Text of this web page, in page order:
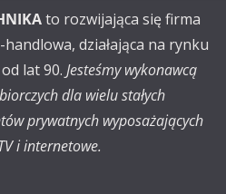
to rozwijająca się firma
handlowa, działająca na rynku
lat 90. Jesteśmy wykonawcą
dla wielu stałych
prywatnych wyposażających
i internetowe.